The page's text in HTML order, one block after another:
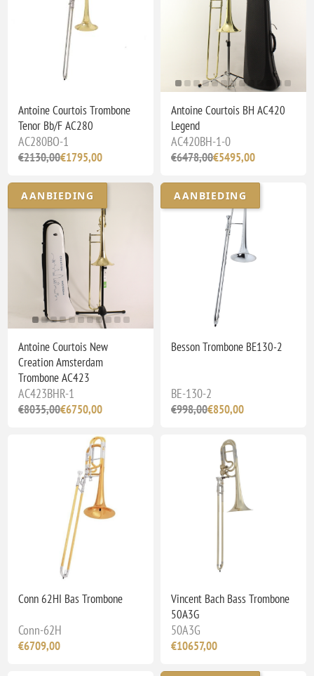
Antoine Courtois Trombone
Tenor Bb/F AC280
AC280BO-1
€2130,00€1795,00
Antoine Courtois BH AC420
Legend
AC420BH-1-0
€6478,00€5495,00
AANBIEDING
Antoine Courtois New
Creation Amsterdam
Trombone AC423
AC423BHR-1
€8035,00€6750,00
AANBIEDING
Besson Trombone BE130-2
BE-130-2
€998,00€850,00
Conn 62HI Bas Trombone
Conn-62H
€6709,00
Vincent Bach Bass Trombone
50A3G
50A3G
€10657,00